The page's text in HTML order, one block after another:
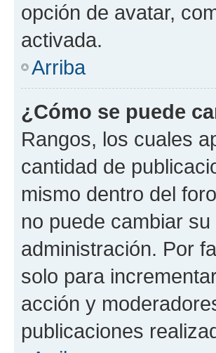
opción de avatar,
activada.
Arriba
¿Cómo se puede
Rangos, los cuales
cantidad de
mismo dentro del
no puede cambiar
administración. Por
solo para
acción y
publicaciones